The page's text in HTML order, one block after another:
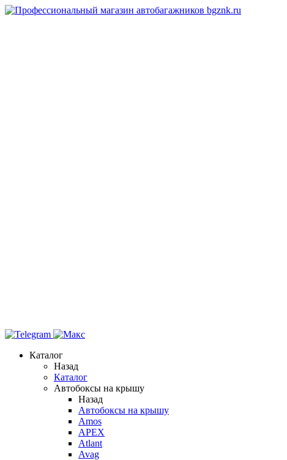
Каталог
Назад
Каталог
Автобоксы на крышу
Назад
Автобоксы на крышу
Amos
APEX
Atlant
Avag